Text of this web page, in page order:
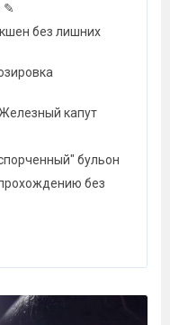
✎
без лишних
капут
бульон
без